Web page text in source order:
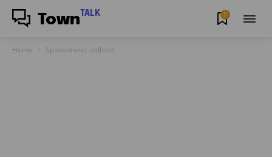
Town TALK 0
Home Sponsoreret indhold